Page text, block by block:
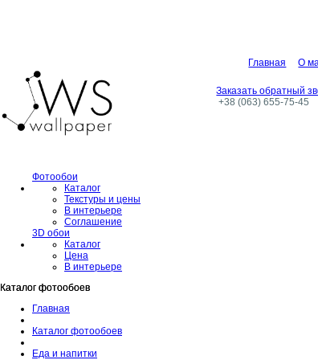
Главная О
Заказать обратный
+38 (063) 655-75-45
Фотообои
Каталог
Текстуры и цены
В интерьере
Соглашение
3D обои
Каталог
Цена
В интерьере
Каталог фотообоев
Каталог фотообоев
Главная
Каталог фотообоев
Еда и напитки